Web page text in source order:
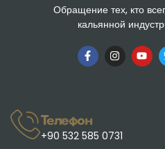
Обращение тех, кто
кальянной
Телефон
+90 532 585 0731